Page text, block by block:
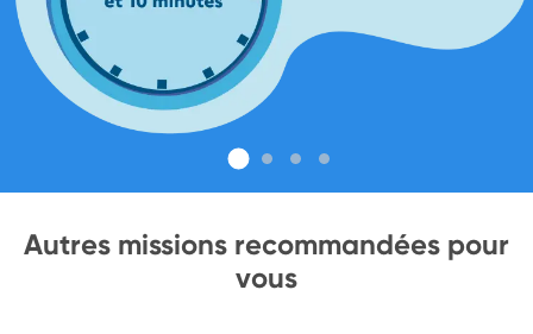
Autres missions recommandées pour
vous